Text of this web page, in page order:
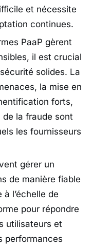
et nécessite
continues.
PaaP gèrent
il est crucial
solides. La
la mise en
forts,
la fraude sont
les fournisseurs
gérer un
de manière fiable
l’échelle de
pour répondre
utilisateurs et
performances